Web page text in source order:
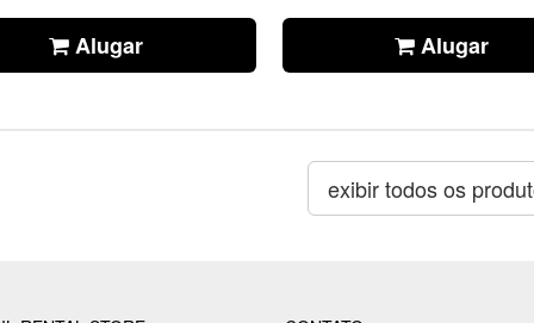
Alugar Alugar
exibir todos os